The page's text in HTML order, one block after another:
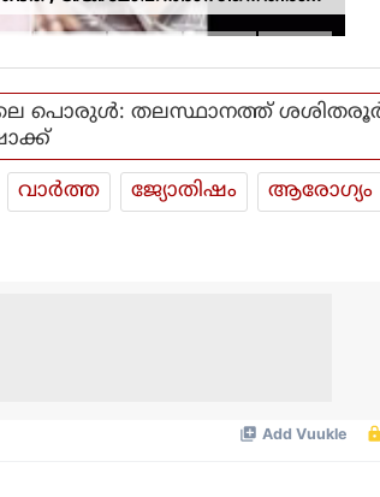
ആഭ്യന്തര മന്ത്രി
പൊരുൾ: തലസ്ഥാനത്ത്
വാര്‍ത്ത ജ്യോതിഷം
ആരോഗ്യം